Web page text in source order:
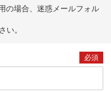
の場合、迷惑メールフォル
い。
必須